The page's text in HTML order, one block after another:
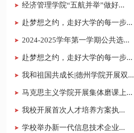
经济管理学院“五航并举”做好...
赴梦想之约，走好大学的每一步...
​2024-2025学年第一学期公共选...
赴梦想之约，走好大学的每一步...
我和祖国共成长|德州学院开展双...
马克思主义学院开展集体磨课上...
​我校开展首次人才培养方案执...
​学校举办新一代信息技术企业...